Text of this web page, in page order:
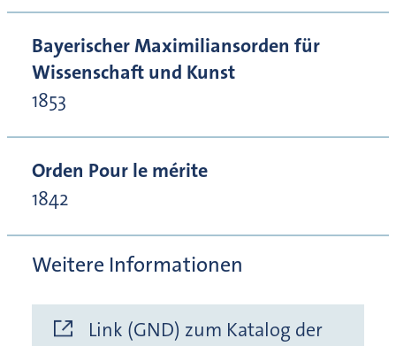
Bayerischer Maximiliansorden für
Wissenschaft und Kunst
1853
Orden Pour le mérite
1842
Weitere Informationen
Link (GND) zum Katalog der